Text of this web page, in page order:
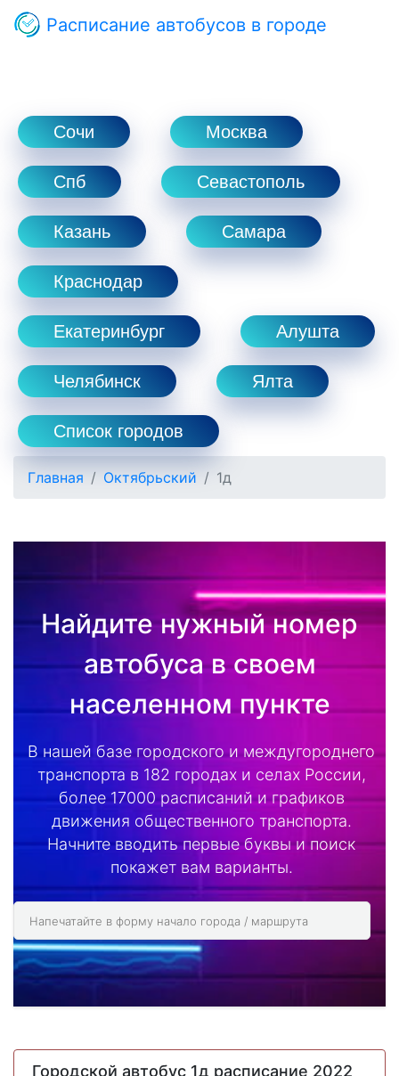
Расписание автобусов в городе
Сочи Москва
Спб Севастополь
Казань Самара
Краснодар
Екатеринбург Алушта
Челябинск Ялта
Список городов
Главная Октябрьский 1д
Найдите нужный номер
автобуса в своем
населенном пункте
В нашей базе городского и междугороднего
транспорта в 182 городах и селах России,
более 17000 расписаний и графиков
движения общественного транспорта.
Начните вводить первые буквы и поиск
покажет вам варианты.
Городской автобус 1д расписание 2022